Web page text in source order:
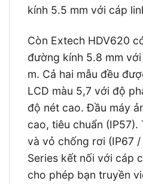
kính 5.5 mm với cáp
Còn Extech HDV620
đường kính 5.8 mm
m. Cả hai mẫu đều
LCD màu 5,7 với độ
độ nét cao. Đầu máy
cao, tiêu chuẩn (IP57).
và vỏ chống rơi (IP67
Series kết nối với cáp
cho phép bạn truyền